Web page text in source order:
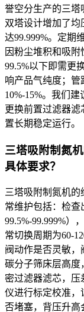
誉空分生产的三塔
双塔设计增加了均
达99.999%。定期
因粉尘堆积和吸
99.5%以下即需更
响产品气纯度；
10%-15%。我们
更换前置过滤器滤
置长期稳定运行。
三塔吸附制氮
具体要求？
三塔吸附制氮机的
常维护包括：检查
99.5%-99.999%）
常切换周期为60-
阀动作是否灵敏，
碳分子筛床层高度
密过滤器滤芯，压
仪进行标定校准，
否堵塞，背压升高